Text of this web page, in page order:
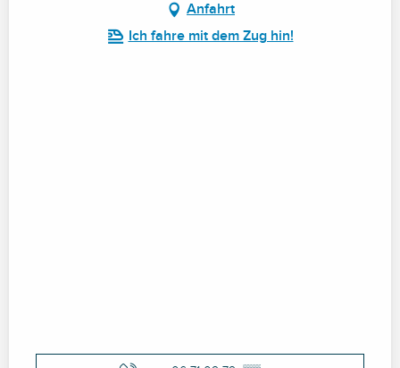
Anfahrt
Ich fahre mit dem Zug hin!